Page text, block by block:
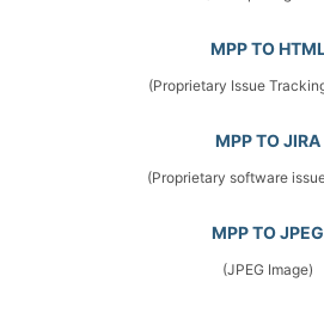
MPP TO
(Proprietary Issue
MPP TO JIRA
(Proprietary software
MPP TO JPEG
(JPEG Image)